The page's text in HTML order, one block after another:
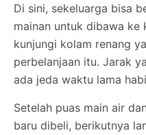
Di sini, sekeluarga bisa
mainan untuk dibawa ke
kunjungi kolam renang
perbelanjaan itu. Jarak
ada jeda waktu lama
Setelah puas main air
baru dibeli, berikutnya